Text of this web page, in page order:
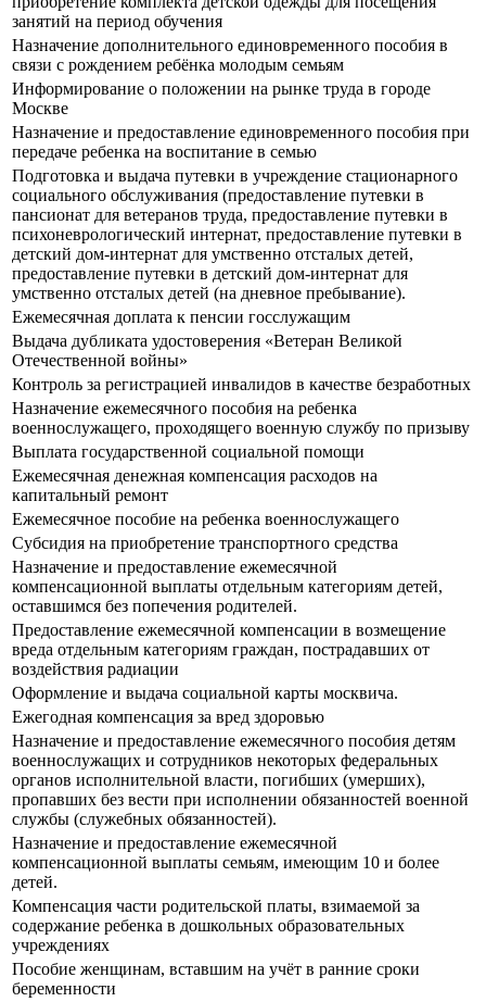
занятий на период обучения
Назначение дополнительного единовременного пособия в
связи с рождением ребёнка молодым семьям
Информирование о положении на рынке труда в городе
Москве
Назначение и предоставление единовременного пособия при
передаче ребенка на воспитание в семью
Подготовка и выдача путевки в учреждение стационарного
социального обслуживания (предоставление путевки в
пансионат для ветеранов труда, предоставление путевки в
психоневрологический интернат, предоставление путевки в
детский дом-интернат для умственно отсталых детей,
предоставление путевки в детский дом-интернат для
умственно отсталых детей (на дневное пребывание).
Ежемесячная доплата к пенсии госслужащим
Выдача дубликата удостоверения «Ветеран Великой
Отечественной войны»
Контроль за регистрацией инвалидов в качестве безработных
Назначение ежемесячного пособия на ребенка
военнослужащего, проходящего военную службу по призыву
Выплата государственной социальной помощи
Ежемесячная денежная компенсация расходов на
капитальный ремонт
Ежемесячное пособие на ребенка военнослужащего
Субсидия на приобретение транспортного средства
Назначение и предоставление ежемесячной
компенсационной выплаты отдельным категориям детей,
оставшимся без попечения родителей.
Предоставление ежемесячной компенсации в возмещение
вреда отдельным категориям граждан, пострадавших от
воздействия радиации
Оформление и выдача социальной карты москвича.
Ежегодная компенсация за вред здоровью
Назначение и предоставление ежемесячного пособия детям
военнослужащих и сотрудников некоторых федеральных
органов исполнительной власти, погибших (умерших),
пропавших без вести при исполнении обязанностей военной
службы (служебных обязанностей).
Назначение и предоставление ежемесячной
компенсационной выплаты семьям, имеющим 10 и более
детей.
Компенсация части родительской платы, взимаемой за
содержание ребенка в дошкольных образовательных
учреждениях
Пособие женщинам, вставшим на учёт в ранние сроки
беременности